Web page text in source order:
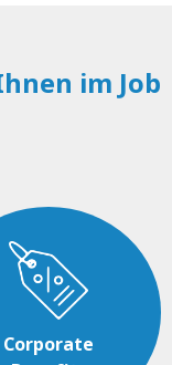
im Job
Corporate